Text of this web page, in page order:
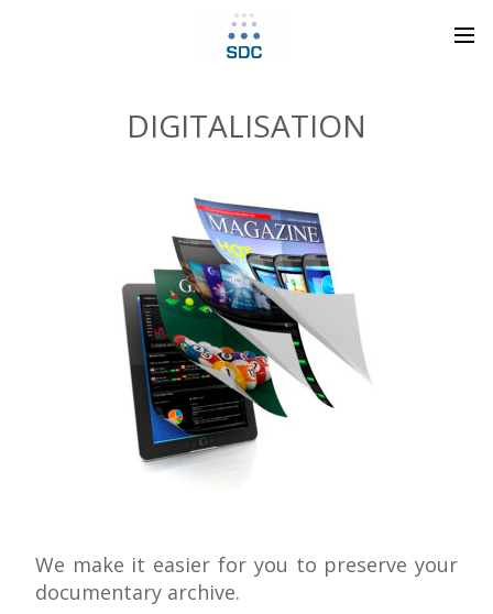
DIGITALISATION
We make it easier for you to preserve your
documentary archive.